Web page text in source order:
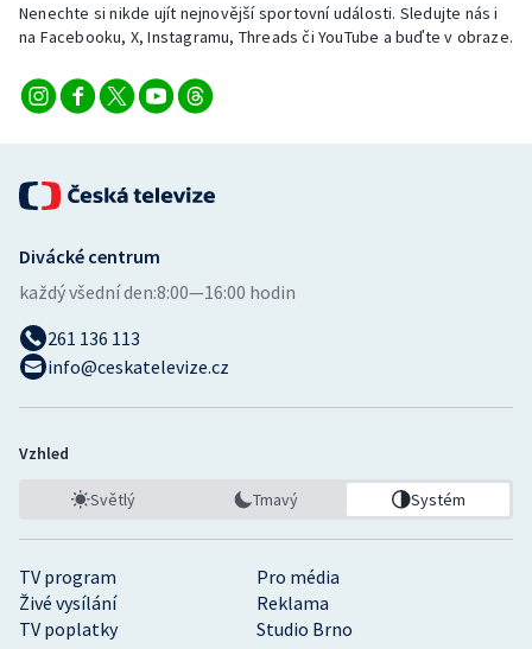
Nenechte si nikde ujít nejnovější sportovní události. Sledujte nás i
na Facebooku, X, Instagramu, Threads či YouTube a buďte v obraze.
TV program
Pro média
Živé vysílání
Reklama
TV poplatky
Studio Brno
Divácké centrum
každý všední den:8:00—16:00 hodin
261 136 113
info@ceskatelevize.cz
Vzhled
Světlý Tmavý Systém